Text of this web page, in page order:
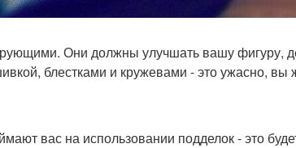
Они должны улучшать вашу фигуру,
блестками и кружевами - это ужасно, вы
вас на использовании подделок - это